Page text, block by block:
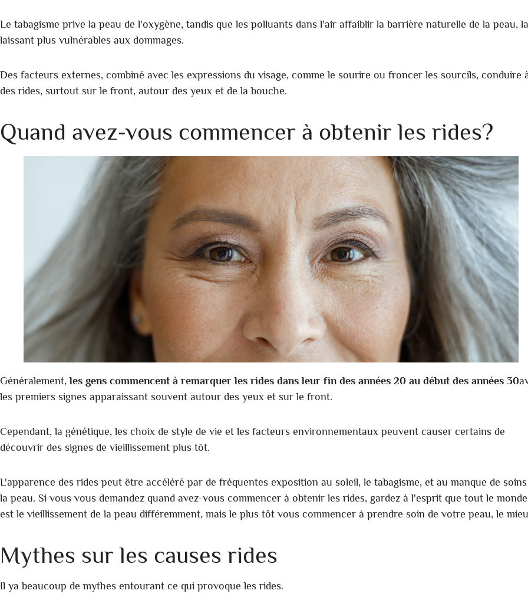
Le tabagisme prive la peau de l'oxygène, tandis que les polluants dans l'air affaiblir la barrière naturelle de la peau, la
laissant plus vulnérables aux dommages.
Des facteurs externes, combiné avec les expressions du visage, comme le sourire ou froncer les sourcils, conduire
des rides, surtout sur le front, autour des yeux et de la bouche.
Quand avez-vous commencer à obtenir les rides?
Généralement,les gens commencent à remarquer les rides dans leur fin des années 20 au début des années 30
les premiers signes apparaissant souvent autour des yeux et sur le front.
Cependant, la génétique, les choix de style de vie et les facteurs environnementaux peuvent causer certains de
découvrir des signes de vieillissement plus tôt.
L'apparence des rides peut être accéléré par de fréquentes exposition au soleil, le tabagisme, et au manque de
la peau. Si vous vous demandez quand avez-vous commencer à obtenir les rides, gardez à l'esprit que tout le monde
est le vieillissement de la peau différemment, mais le plus tôt vous commencer à prendre soin de votre peau, le
Mythes sur les causes rides
Il ya beaucoup de mythes entourant ce qui provoque les rides.